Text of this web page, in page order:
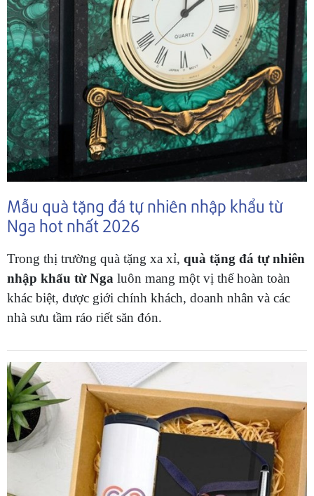
Mẫu quà tặng đá tự nhiên nhập khẩu từ
Nga hot nhất 2026
Trong thị trường quà tặng xa xỉ, quà tặng đá tự nhiên
nhập khẩu từ Nga luôn mang một vị thế hoàn toàn
khác biệt, được giới chính khách, doanh nhân và các
nhà sưu tầm ráo riết săn đón.